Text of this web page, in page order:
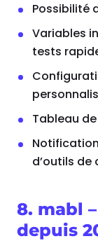
Possibilité
Variables
tests
Tableau
d’outils
8. mabl
depuis